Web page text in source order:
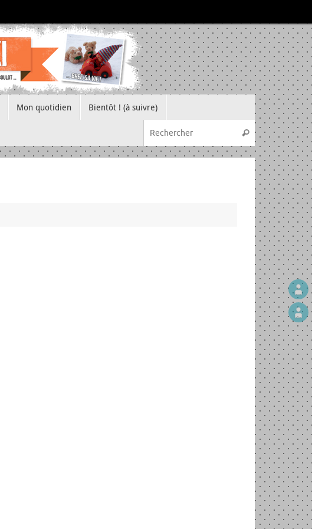
Mon quotidien Bientôt ! (à suivre)
Recherche
Rechercher